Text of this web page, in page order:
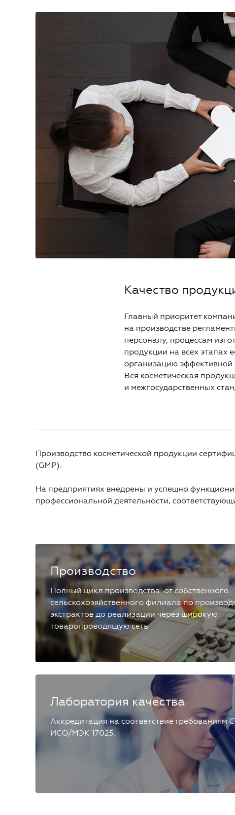
Качество
Главный приоритет
на производстве
персоналу, процессам
продукции на всех этапах
организацию эффективной
Вся косметическая
и межгосударственных
Производство косметической продукции
(GMP).
На предприятиях внедрены и успешно
профессиональной деятельности,
Производство
Полный цикл производства: от собственного
сельскохозяйственного филиала по
экстрактов до реализации через широкую
товаропроводящую сеть
Лаборатория качества
Аккредитация на соответствие требованиям
ИСО/МЭК 17025.